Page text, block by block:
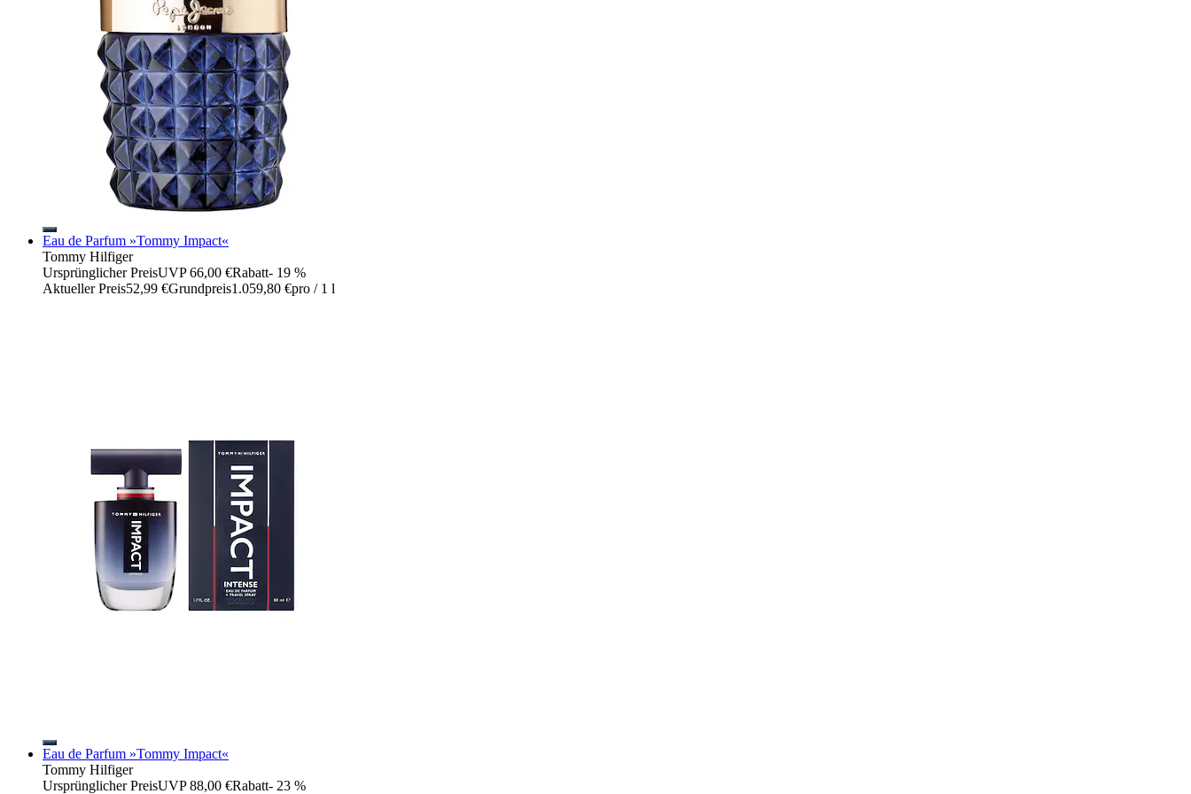
Eau de Parfum »Tommy Impact«
Tommy Hilfiger
Ursprünglicher PreisUVP 66,00 €Rabatt- 19 %
Aktueller Preis52,99 €Grundpreis1.059,80 €pro / 1 l
Eau de Parfum »Tommy Impact«
Tommy Hilfiger
Ursprünglicher PreisUVP 88,00 €Rabatt- 23 %